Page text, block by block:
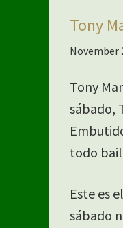
Tony
November
Tony
sábado,
todo
Este es
sábado